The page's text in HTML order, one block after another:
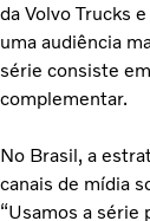
da Volvo Trucks
uma audiência
série consiste
complementar.
No Brasil, a
canais de mídia
“Usamos a série